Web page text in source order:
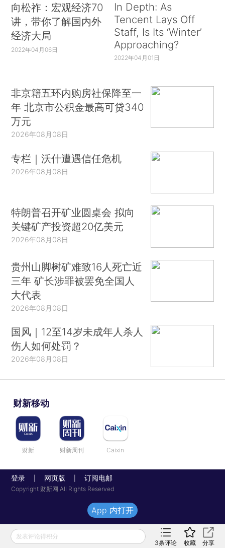
向松祚：宏观经济70
讲，带你了解国内外
经济大局
2022年04月06日
In Depth: As
Tencent Lays Off
Staff, Is Its ‘Winter’
Approaching?
2022年04月01日
非京籍五环内购房社保降至一
年 北京市公积金最高可贷340
万元
2026年08月08日
专栏｜沃什遭遇信任危机
2026年08月08日
特朗普召开矿业圆桌会 拟向
关键矿产投资超20亿美元
2026年08月08日
贵州山脚树矿难致16人死亡近
三年 矿长涉罪被罢免全国人
大代表
2026年08月08日
国风｜12至14岁未成年人杀人
伤人如何处罚？
2026年08月08日
财新移动
财新 财新周刊 Caixin
登录 网页版 订阅电邮
Copyright 财新网 All Rights Reserved
发表评论得积分
3条评论 收藏 分享
App 内打开